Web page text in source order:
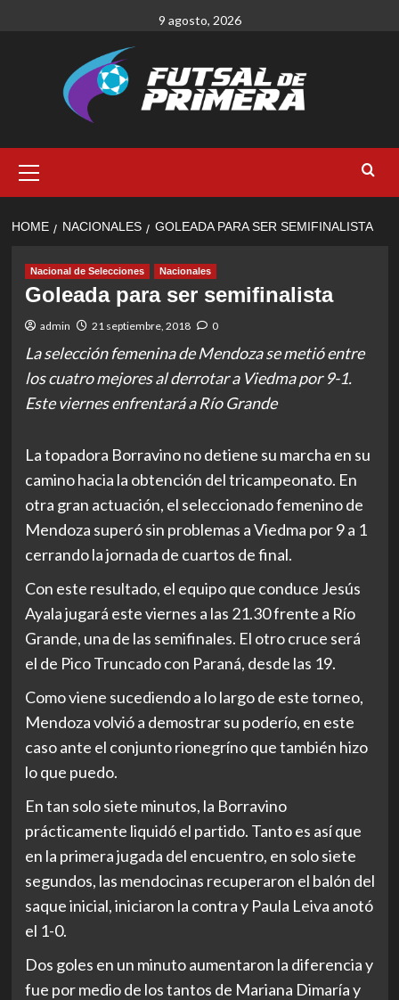
9 agosto, 2026
Menu
HOME NACIONALES GOLEADA PARA SER SEMIFINALISTA
Nacional de Selecciones Nacionales
Goleada para ser semifinalista
admin 21 septiembre, 2018 0
La selección femenina de Mendoza se metió entre
los cuatro mejores al derrotar a Viedma por 9-1.
Este viernes enfrentará a Río Grande
La topadora Borravino no detiene su marcha en su
camino hacia la obtención del tricampeonato. En
otra gran actuación, el seleccionado femenino de
Mendoza superó sin problemas a Viedma por 9 a 1
cerrando la jornada de cuartos de final.
Con este resultado, el equipo que conduce Jesús
Ayala jugará este viernes a las 21.30 frente a Río
Grande, una de las semifinales. El otro cruce será
el de Pico Truncado con Paraná, desde las 19.
Como viene sucediendo a lo largo de este torneo,
Mendoza volvió a demostrar su poderío, en este
caso ante el conjunto rionegríno que también hizo
lo que puedo.
En tan solo siete minutos, la Borravino
prácticamente liquidó el partido. Tanto es así que
en la primera jugada del encuentro, en solo siete
segundos, las mendocinas recuperaron el balón del
saque inicial, iniciaron la contra y Paula Leiva anotó
el 1-0.
Dos goles en un minuto aumentaron la diferencia y
fue por medio de los tantos de Mariana Dimaría y